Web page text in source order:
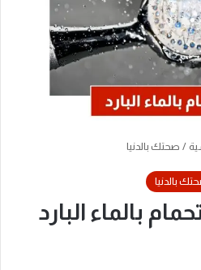
/ صحتك بالدنيا
بالدنيا